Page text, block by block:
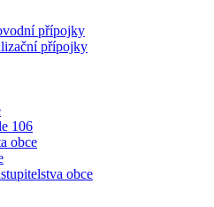
přípojky
přípojky
106
obce
obce